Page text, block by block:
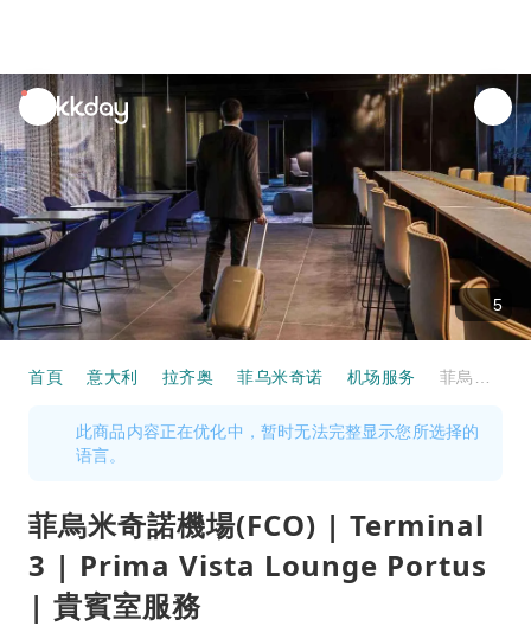
unread
notifications
5
首頁 意大利 拉齐奥 菲乌米奇诺 机场服务
此商品内容正在优化中，暂时无法完整显示您所选择的
语言。
菲烏米奇諾機場(FCO) | Terminal
3 | Prima Vista Lounge Portus
| 貴賓室服務